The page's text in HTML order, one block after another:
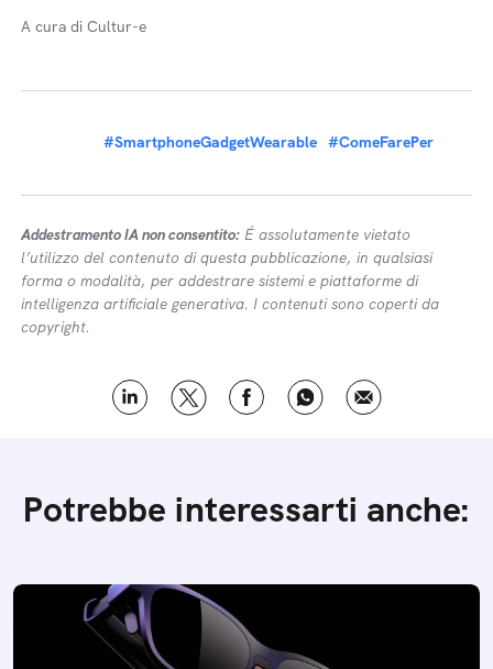
A cura di Cultur-e
#SmartphoneGadgetWearable #ComeFarePer
Addestramento IA non consentito: É assolutamente vietato
l’utilizzo del contenuto di questa pubblicazione, in qualsiasi
forma o modalità, per addestrare sistemi e piattaforme di
intelligenza artificiale generativa. I contenuti sono coperti da
copyright.
Potrebbe interessarti anche: